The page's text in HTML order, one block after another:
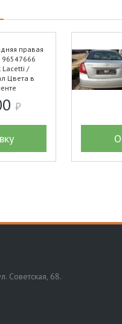
правая
96547666
Lacetti /
Цвета в
Советская, 68.